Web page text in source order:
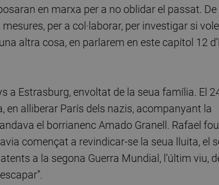
en marxa per a no oblidar el passat. De
per a col·laborar, per investigar si
altra cosa, en parlarem en este capítol 12
a Estrasburg, envoltat de la seua família. El
en alliberar París dels nazis, acompanyant la
el borrianenc Amado Granell. Rafael fou
començat a revindicar-se la seua lluita, el
a la segona Guerra Mundial, l’últim viu,